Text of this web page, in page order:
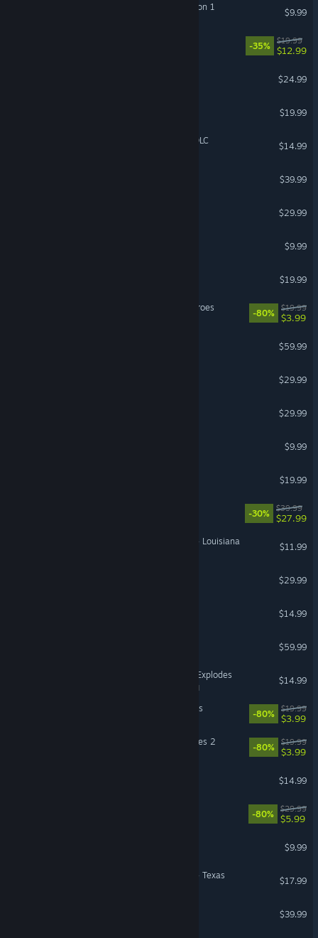
ARK Fantastic Tames Season 1
$9.99
-35%
$19.99
$12.99
$24.99
$19.99
House Flipper 2 - Sakura DLC
$14.99
$39.99
$29.99
$9.99
$19.99
LEGO® Marvel™ Super Heroes
-80%
$19.99
$3.99
$59.99
$29.99
$29.99
$9.99
$19.99
-30%
$39.99
$27.99
American Truck Simulator - Louisiana
$11.99
$29.99
$14.99
$59.99
Keep Talking and Nobody Explodes
VR Supported
$14.99
LEGO® MARVEL's Avengers
-80%
$19.99
$3.99
LEGO® Marvel Super Heroes 2
-80%
$19.99
$3.99
$14.99
-80%
$29.99
$5.99
$9.99
American Truck Simulator - Texas
$17.99
$39.99